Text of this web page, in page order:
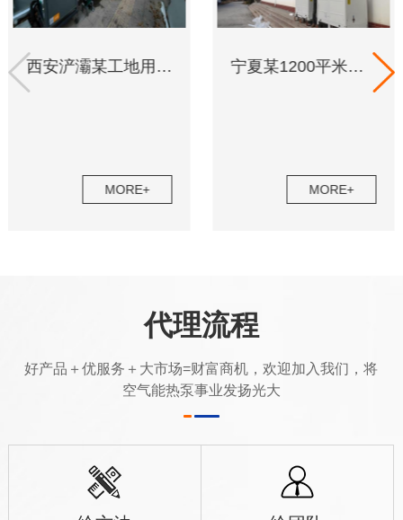
西安浐灞某工地用于空气能3匹+2吨水箱洗浴用水。
MORE+
宁夏某1200平米房间采用两台超低温25匹机组进行冬季采暖。
MORE+
代理流程
好产品＋优服务＋大市场=财富商机，欢迎加入我们，将
空气能热泵事业发扬光大